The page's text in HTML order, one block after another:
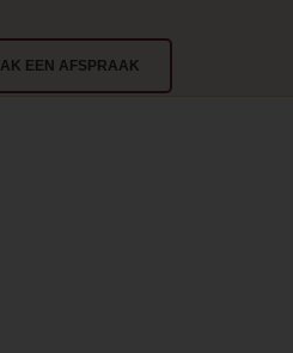
EEN AFSPRAAK